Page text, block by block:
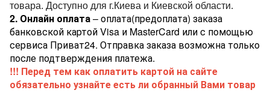
товара. Доступно для г.Киева и Киевской области.
2. Онлайн оплата– оплата(предоплата) заказа
банковской картой Visa и MasterCard или с помощью
сервиса Приват24. Отправка заказа возможна только
после подтверждения платежа.
!!! Перед тем как оплатить картой на сайте
обязательно узнайте есть ли обранный Вами товар